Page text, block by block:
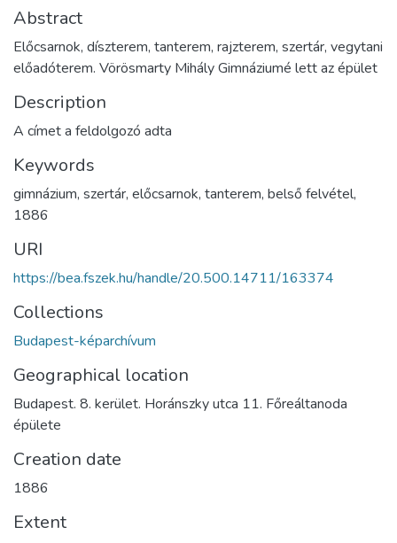
Abstract
Előcsarnok, díszterem, tanterem, rajzterem, szertár, vegytani
előadóterem. Vörösmarty Mihály Gimnáziumé lett az épület
Description
A címet a feldolgozó adta
Keywords
gimnázium, szertár, előcsarnok, tanterem, belső felvétel,
1886
URI
https://bea.fszek.hu/handle/20.500.14711/163374
Collections
Budapest-képarchívum
Geographical location
Budapest. 8. kerület. Horánszky utca 11. Főreáltanoda
épülete
Creation date
1886
Extent